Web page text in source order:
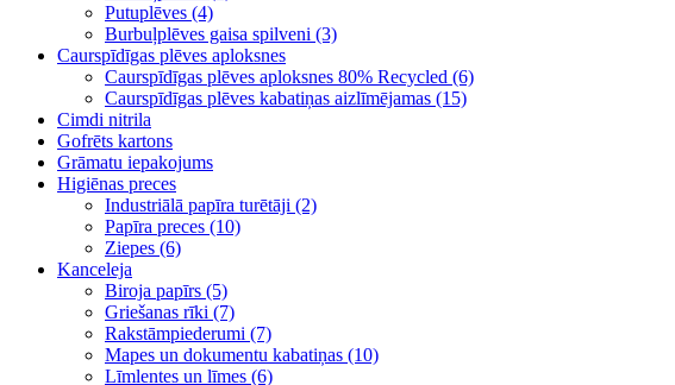
Putuplēves (4)
Burbuļplēves gaisa spilveni (3)
Caurspīdīgas plēves aploksnes
Caurspīdīgas plēves aploksnes 80% Recycled (6)
Caurspīdīgas plēves kabatiņas aizlīmējamas (15)
Cimdi nitrila
Gofrēts kartons
Grāmatu iepakojums
Higiēnas preces
Industriālā papīra turētāji (2)
Papīra preces (10)
Ziepes (6)
Kanceleja
Biroja papīrs (5)
Griešanas rīki (7)
Rakstāmpiederumi (7)
Mapes un dokumentu kabatiņas (10)
Līmlentes un līmes (6)